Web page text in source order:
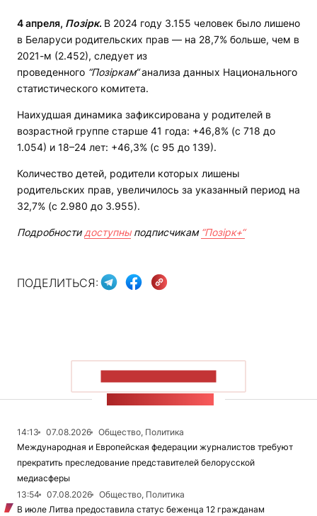
4 апреля, Позірк. В 2024 году 3.155 человек было лишено
в Беларуси родительских прав — на 28,7% больше, чем в
2021-м (2.452), следует из
проведенного “Позіркам“анализа данных Национального
статистического комитета.
Наихудшая динамика зафиксирована у родителей в
возрастной группе старше 41 года: +46,8% (с 718 до
1.054) и 18–24 лет: +46,3% (с 95 до 139).
Количество детей, родители которых лишены
родительских прав, увеличилось за указанный период на
32,7% (с 2.980 до 3.955).
Подробности доступныподписчикам “Позірк+“
ПОДЕЛИТЬСЯ:
14:13 07.08.2026
Общество, Политика
Международная и Европейская федерации журналистов требуют
прекратить преследование представителей белорусской
медиасферы
13:54
07.08.2026
Общество, Политика
В июле Литва предоставила статус беженца 12 гражданам